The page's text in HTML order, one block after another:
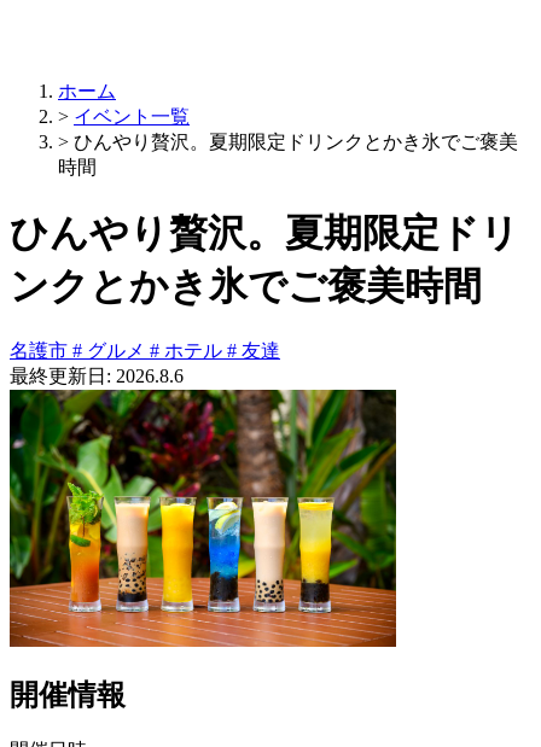
ホーム
> イベント一覧
> ひんやり贅沢。夏期限定ドリンクとかき氷でご褒美
時間
ひんやり贅沢。夏期限定ドリ
ンクとかき氷でご褒美時間
名護市 # グルメ # ホテル # 友達
最終更新日: 2026.8.6
開催情報